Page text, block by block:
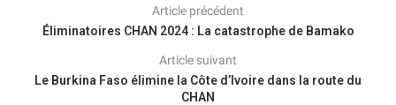
Article précédent
Éliminatoires CHAN 2024 : La catastrophe de Bamako
Article suivant
Le Burkina Faso élimine la Côte d’Ivoire dans la route du
CHAN